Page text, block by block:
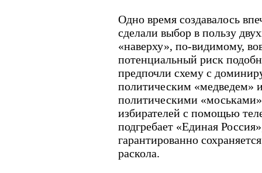
Одно время создавалось
сделали выбор в пользу
«наверху», по-видимому,
потенциальный риск
предпочли схему с
политическим «медведем»
политическими
избирателей с помощью
подгребает «Единая
гарантированно
раскола.